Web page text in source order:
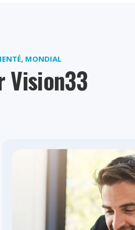
MONDIAL
Vision33